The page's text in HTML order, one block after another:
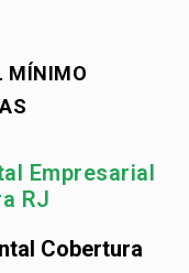
MÍNIMO
Empresarial
RJ
Cobertura